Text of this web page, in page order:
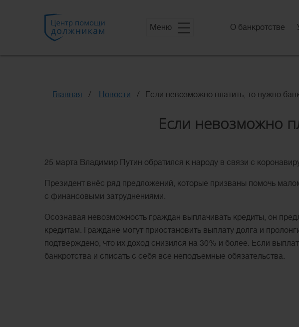
Меню О банкротстве
Главная Новости Если невозможно платить, то нужно
Если невозможно
25 марта Владимир Путин обратился к народу в связи с
Президент внёс ряд предложений, которые призваны помочь
с финансовыми затруднениями.
Осознавая невозможность граждан выплачивать кредиты, он
кредитам. Граждане могут приостановить выплату долга и
подтверждено, что их доход снизился на 30% и более. Если
банкротства и списать с себя все неподъемные обязательства.